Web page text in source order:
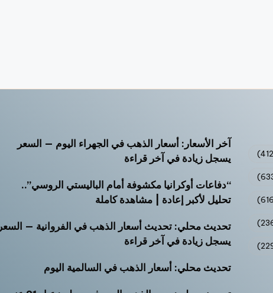
آخر الأسعار: أسعار الذهب في الجهراء اليوم — السعر
يسجل زيادة في آخر قراءة
“دفاعات أوكرانيا مكشوفة أمام الباليستي الروسي”..
تحليل لأكبر إعادة | مشاهدة كاملة
تحديث محلي: تحديث أسعار الذهب في الفروانية — السعر
يسجل زيادة في آخر قراءة
تحديث محلي: أسعار الذهب في السالمية اليوم